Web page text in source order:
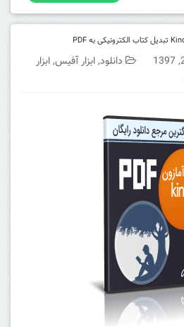
دانلود,ابزار آفیس,ابزار